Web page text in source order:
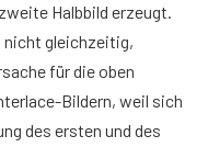
Halbbild erzeugt.
nicht gleichzeitig,
für die oben
Bildern, weil sich
des ersten und des